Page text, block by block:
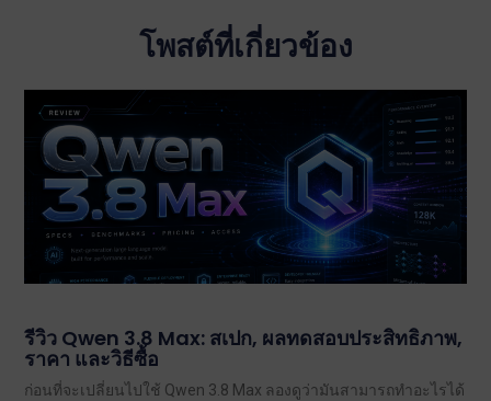
โพสต์ที่เกี่ยวข้อง
รีวิว Qwen 3.8 Max: สเปก, ผลทดสอบประสิทธิภาพ,
ราคา และวิธีซื้อ
ก่อนที่จะเปลี่ยนไปใช้ Qwen 3.8 Max ลองดูว่ามันสามารถทำอะไรได้